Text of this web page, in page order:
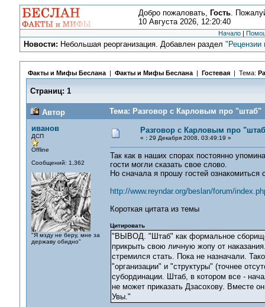
Добро пожаловать, Гость.
10 Августа 2026, 12:20:40
Начало |
Новости: Небольшая реорганизация. Добавлен раздел"Рецензии
Факты и Мифы Беслана| Факты и Мифы Беслана| Гостевая | Тема:
Страниц: 1
Автор
Тема: Разговор с Карловым про "штаб"
иванов
ДСП
Offline
Сообщений: 1,362
"Я мзду не беру, мне за
державу обидно"
Разговор с Карловым про
« :29 Декабря 2008, 03:49:19 »
Так как в наших спорах постоянно
гости могли сказать свое слово.
Но сначала я прошу гостей
http://www.reyndar.org/beslan/forum/
Короткая цитата из темы
Цитировать
"ВЫВОД. "Штаб" как формальное сборище
прикрыть свою личную жопу от
стремился стать. Пока не назначали.
"организации" и "структуры" (точнее
субординации. Штаб, в котором все -
не может приказать Дзасохову. Вместе
Увы."